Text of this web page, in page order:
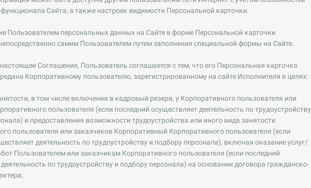
Сайта, а также настроек видимости Персональной карточки.
Пользователем персональных данных на Сайте в форме Персональной карточки
самим Пользователем путем заполнения специальной формы на Сайте.
Соглашение, Пользователь соглашается с тем, что его Персональная карточка
Корпоративному пользователю, зарегистрированному на сайте Исполнителя в целях:
в том числе включения в кадровый резерв, у Корпоративного пользователя или
пользователя (если последний осуществляет деятельность по трудоустройству
и предоставления возможности трудоустройства или иного вида занятости
пользователя или заказчиков Корпоративный Корпоративного пользователя (если
деятельность по трудоустройству и подбору персонала), включая оказание услуг/
Пользователем или заказчикам Корпоративного пользователя (если последний
по трудоустройству и подбору персонала) на основании договора гражданско-